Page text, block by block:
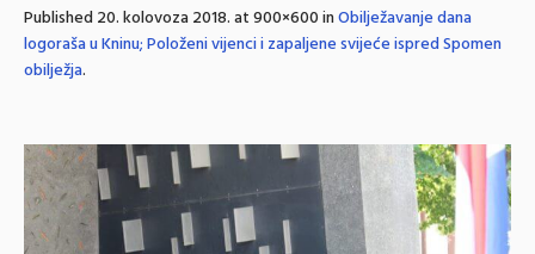
Published20. kolovoza 2018.at 900×600 inObilježavanje dana
logoraša u Kninu; Položeni vijenci i zapaljene svijeće ispred Spomen
obilježja.